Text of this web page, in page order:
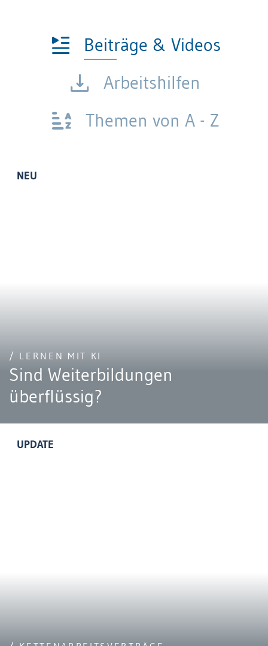
Beiträge & Videos
Arbeitshilfen
Themen von A - Z
NEU
/ LERNEN MIT KI
Sind Weiterbildungen
überflüssig?
UPDATE